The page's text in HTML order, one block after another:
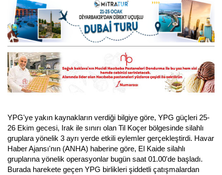
YPG'ye yakın kaynakların verdiği bilgiye göre, YPG güçleri 25-
26 Ekim gecesi, Irak ile sınırı olan Til Koçer bölgesinde silahlı
gruplara yönelik 3 ayrı yerde etkili eylemler gerçekleştirdi. Havar
Haber Ajansı'nın (ANHA) haberine göre, El Kaide silahlı
gruplarına yönelik operasyonlar bugün saat 01.00'de başladı.
Burada harekete geçen YPG birlikleri şiddetli çatışmalardan